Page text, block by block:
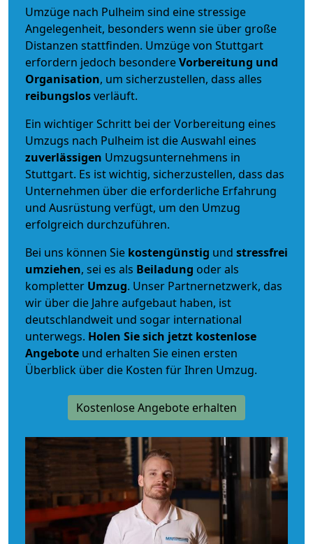
Umzüge nach Pulheim sind eine stressige
Angelegenheit, besonders wenn sie über große
Distanzen stattfinden. Umzüge von Stuttgart
erfordern jedoch besondereVorbereitung und
Organisation, um sicherzustellen, dass alles
reibungslosverläuft.
Ein wichtiger Schritt bei der Vorbereitung eines
Umzugs nach Pulheim ist die Auswahl eines
zuverlässigen Umzugsunternehmens in
Stuttgart. Es ist wichtig, sicherzustellen, dass das
Unternehmen über die erforderliche Erfahrung
und Ausrüstung verfügt, um den Umzug
erfolgreich durchzuführen.
Bei uns können Sie kostengünstig und stressfrei
umziehen, sei es als Beiladung oder als
kompletter Umzug. Unser Partnernetzwerk, das
wir über die Jahre aufgebaut haben, ist
deutschlandweit und sogar international
unterwegs. Holen Sie sich jetzt kostenlose
Angebote und erhalten Sie einen ersten
Überblick über die Kosten für Ihren Umzug.
Kostenlose Angebote erhalten